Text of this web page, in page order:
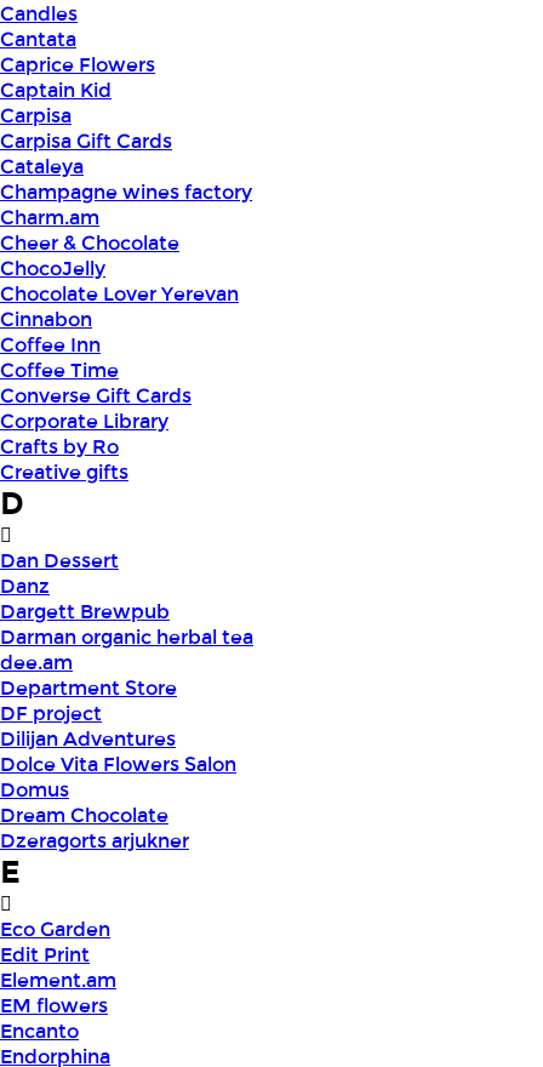
Candles
Cantata
Caprice Flowers
Captain Kid
Carpisa
Carpisa Gift Cards
Cataleya
Champagne wines factory
Charm.am
Cheer & Chocolate
ChocoJelly
Chocolate Lover Yerevan
Cinnabon
Coffee Inn
Coffee Time
Converse Gift Cards
Corporate Library
Crafts by Ro
Creative gifts
D
Dan Dessert
Danz
Dargett Brewpub
Darman organic herbal tea
dee.am
Department Store
DF project
Dilijan Adventures
Dolce Vita Flowers Salon
Domus
Dream Chocolate
Dzeragorts arjukner
E
Eco Garden
Edit Print
Element.am
EM flowers
Encanto
Endorphina